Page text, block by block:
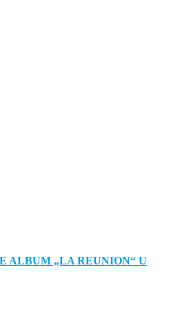
ALBUM „LA REUNION“ U